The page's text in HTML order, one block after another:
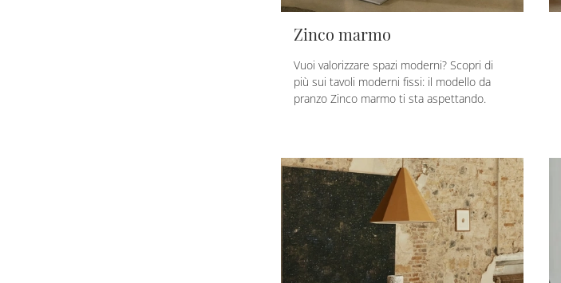
Zinco marmo
Vuoi valorizzare spazi moderni? Scopri di
più sui tavoli moderni fissi: il modello da
pranzo Zinco marmo ti sta aspettando.